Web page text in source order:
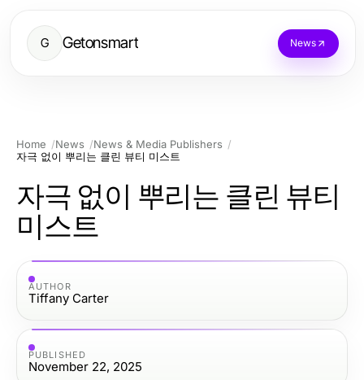
G Getonsmart News
Home News
News & Media Publishers
자극 없이 뿌리는 클린 뷰티 미스트
자극 없이 뿌리는 클린 뷰티
미스트
AUTHOR
Tiffany Carter
PUBLISHED
November 22, 2025